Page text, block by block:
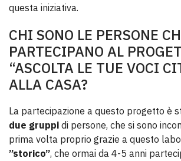
questa iniziativa.
CHI SONO LE PERSONE
PARTECIPANO AL
“ASCOLTA LE TUE VOCI
ALLA CASA?
La partecipazione a questo progetto è
due gruppi di persone, che si sono
prima volta proprio grazie a questo
”storico”, che ormai da 4-5 anni